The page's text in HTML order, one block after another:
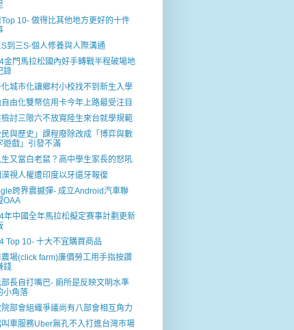
Top 10- 做得比其他地方更好的十件
到三S-個人修養與人際溝通
金門馬拉松國內好手轉戰半程破場地
錄
城巿化讓鄉村小校找不到新生入學
由化雙幣信用卡今年上路最受注目
討三限六不放寬陸生來台就學規範
民與歷史」課程廢除改成「博弈與數
遊戲」引發不滿
生又當白老鼠？高中學生家長的怒吼
視人權遭印度以牙還牙報復
跨界震撼彈- 成立Android汽車聯
OAA
年中國全年馬拉松擬定赛事計劃更新
Top 10- 十大不宜購買商品
場(click farm)廉價勞工用手指按讚
錢
長自打嘴巴- 廁所是反映文明水準
小角落
部會組織爭議尚有八部會相互角力
叫車服務Uber無孔不入打進台灣巿場